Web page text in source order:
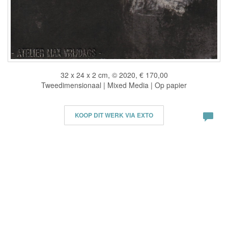
32 x 24 x 2 cm, © 2020, € 170,00
Tweedimensionaal | Mixed Media | Op papier
KOOP DIT WERK VIA EXTO